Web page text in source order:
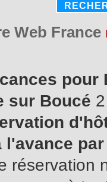
Web France
pour
sur Boucé
l'avance
réservation